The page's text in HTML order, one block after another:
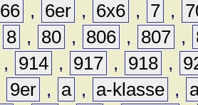
66 , 6er , 6x6 , 7 ,
8 , 80 , 806 , 807 ,
, 914 , 917 , 918 ,
9er , a , a-klasse ,